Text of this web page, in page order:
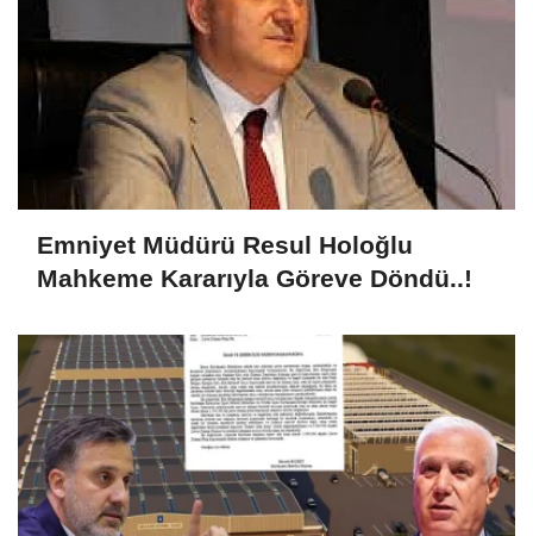
Emniyet Müdürü Resul Holoğlu
Mahkeme Kararıyla Göreve Döndü..!